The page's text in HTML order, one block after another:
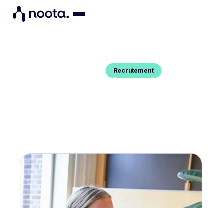
Recrutement